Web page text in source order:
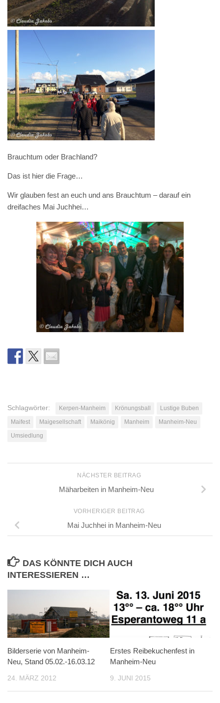
Brauchtum oder Brachland?
Das ist hier die Frage…
Wir glauben fest an euch und ans Brauchtum – darauf ein
dreifaches Mai Juchhei…
Schlagwörter: Kerpen-Manheim Krönungsball
Lustige Buben
Maifest
Maigesellschaft Maikönig Manheim
Manheim-Neu
Umsiedlung
NÄCHSTER BEITRAG
Mäharbeiten in Manheim-Neu
VORHERIGER BEITRAG
Mai Juchhei in Manheim-Neu
DAS KÖNNTE DICH AUCH
INTERESSIEREN …
Bilderserie von Manheim-
Neu, Stand 05.02.-16.03.12
24. MÄRZ 2012
Erstes Reibekuchenfest in
Manheim-Neu
9. JUNI 2015